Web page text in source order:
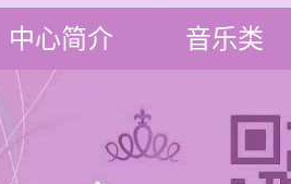
中心简介 音乐类